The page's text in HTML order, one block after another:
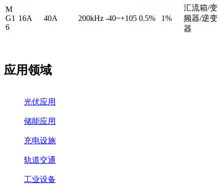
M
G1
6
16A 40A 200kHz -40~+105 0.5% 1%
汇流箱/变
频器/逆变
器
应用领域
光伏应用
储能应用
充电设施
轨道交通
工业设备